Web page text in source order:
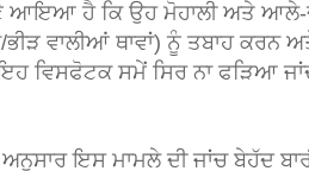
ਆਇਆ ਹੈ ਕਿ ਉਹ ਮੋਹਾਲੀ ਅਤੇ
ਭੀੜ ਵਾਲੀਆਂ ਥਾਵਾਂ) ਨੂੰ ਤਬਾਹ ਕਰਨ
ਸਮੇਂ ਸਿਰ ਨਾ ਫੜਿਆ
ਇਸ ਮਾਮਲੇ ਦੀ ਜਾਂਚ ਬੇਹੱਦ